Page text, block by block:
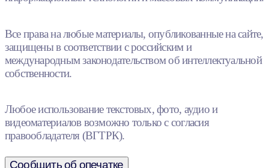
Все права на любые материалы, опубликованные на сайте,
защищены в соответствии с российским и
международным законодательством об интеллектуальной
собственности.
Любое использование текстовых, фото, аудио и
видеоматериалов возможно только с согласия
правообладателя (ВГТРК).
Сообщить об опечатке